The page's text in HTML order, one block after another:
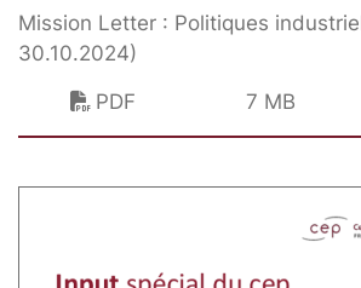
Mission Letter : Politiques
30.10.2024)
PDF
7 MB